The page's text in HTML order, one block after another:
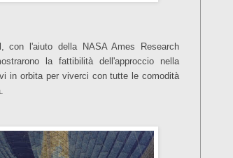
con l'aiuto della NASA Ames Research
la fattibilità dell'approccio nella
in orbita per viverci con tutte le comodità